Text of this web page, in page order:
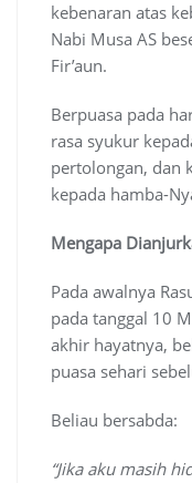
kebenaran atas
Nabi Musa AS
Fir’aun.
Berpuasa pada
rasa syukur
pertolongan, dan
kepada hamba-
Mengapa
Pada awalnya
pada tanggal 10
akhir hayatnya,
puasa sehari
Beliau bersabda:
“Jika aku masih